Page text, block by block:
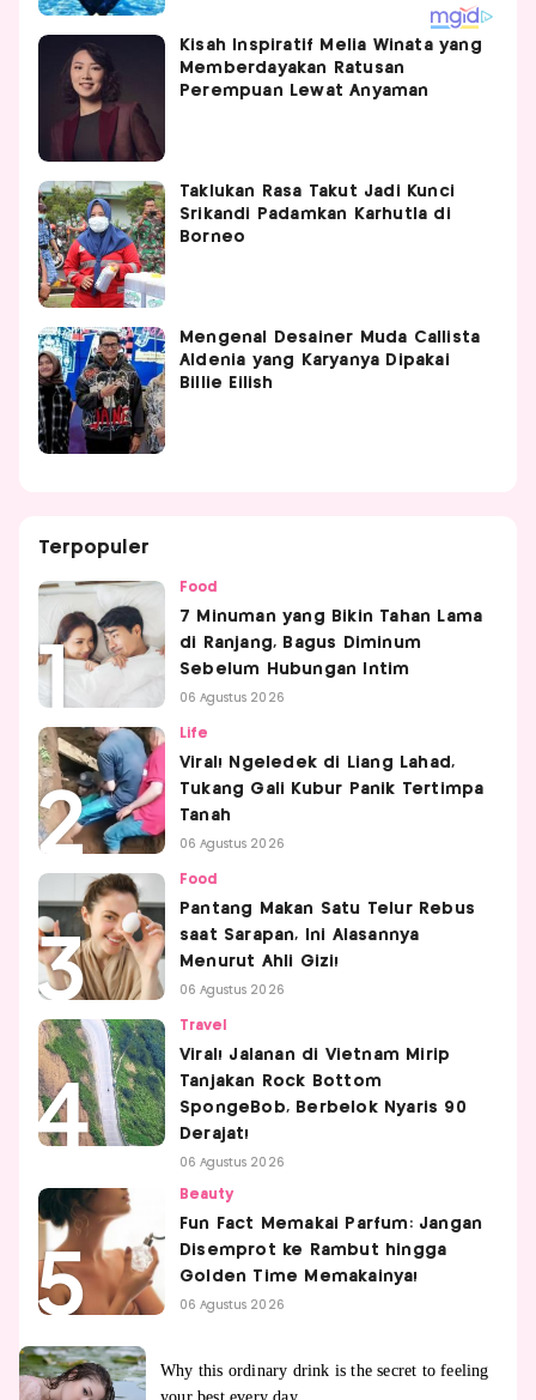
Kisah Inspiratif Melia Winata yang
Memberdayakan Ratusan
Perempuan Lewat Anyaman
Taklukan Rasa Takut Jadi Kunci
Srikandi Padamkan Karhutla di
Borneo
Mengenal Desainer Muda Callista
Aldenia yang Karyanya Dipakai
Billie Eilish
Terpopuler
Food
7 Minuman yang Bikin Tahan Lama
di Ranjang, Bagus Diminum
Sebelum Hubungan Intim
06 Agustus 2026
Life
Viral! Ngeledek di Liang Lahad,
Tukang Gali Kubur Panik Tertimpa
Tanah
06 Agustus 2026
Food
Pantang Makan Satu Telur Rebus
saat Sarapan, Ini Alasannya
Menurut Ahli Gizi!
06 Agustus 2026
Travel
Viral! Jalanan di Vietnam Mirip
Tanjakan Rock Bottom
SpongeBob, Berbelok Nyaris 90
Derajat!
06 Agustus 2026
Beauty
Fun Fact Memakai Parfum: Jangan
Disemprot ke Rambut hingga
Golden Time Memakainya!
06 Agustus 2026